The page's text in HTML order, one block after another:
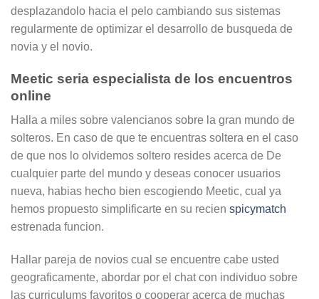
desplazandolo hacia el pelo cambiando sus sistemas
regularmente de optimizar el desarrollo de busqueda de
novia y el novio.
Meetic seri­a especialista de los encuentros
online
Halla a miles sobre valencianos sobre la gran mundo de
solteros. En caso de que te encuentras soltera en el caso
de que nos lo olvidemos soltero resides acerca de De
cualquier parte del mundo y deseas conocer usuarios
nueva, habias hecho bien escogiendo Meetic, cual ya
hemos propuesto simplificarte en su recien spicymatch
estrenada funcion.
Hallar pareja de novios cual se encuentre cabe usted
geograficamente, abordar por el chat con individuo sobre
las curriculums favoritos o cooperar acerca de muchas